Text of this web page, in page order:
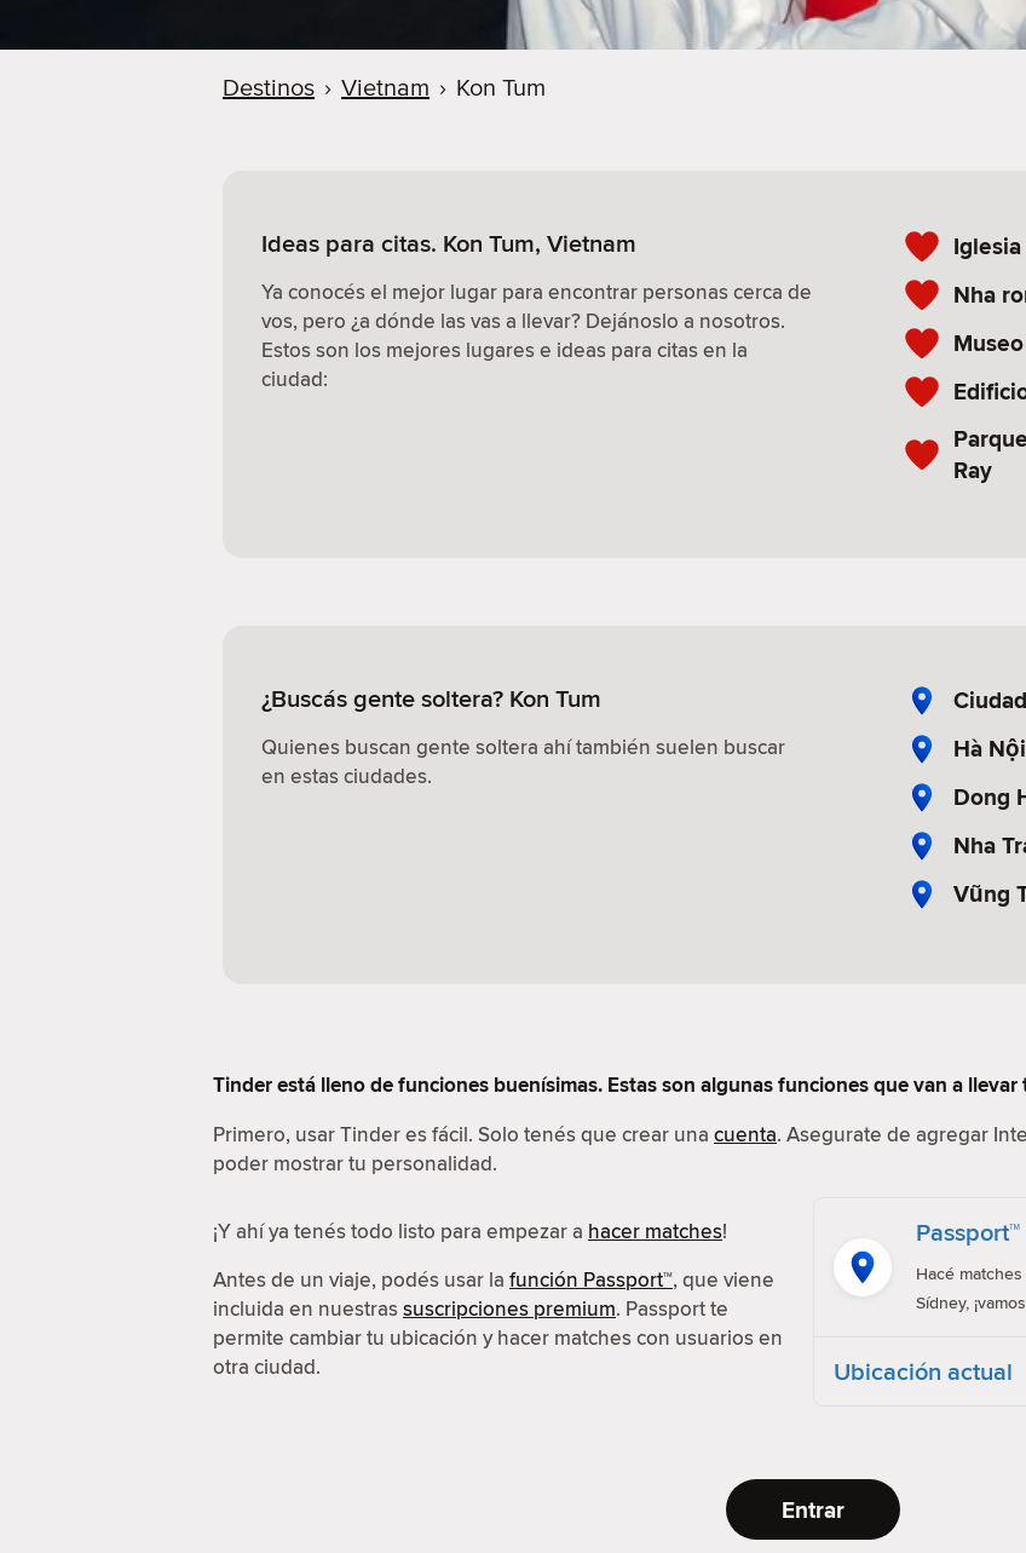
Destinos › Vietnam › Kon Tum
Ideas para citas. Kon Tum, Vietnam
Ya conocés el mejor lugar para encontrar personas cerca de
vos, pero ¿a dónde las vas a llevar? Dejánoslo a nosotros.
Estos son los mejores lugares e ideas para citas en la
ciudad:
Nha
Ray
¿Buscás gente soltera? Kon Tum
Quienes buscan gente soltera ahí también suelen buscar
en estas ciudades.
Hà Nội
Dong
Nha
Vũng
Tinder está lleno de funciones buenísimas. Estas son algunas funciones que van a
Primero, usar Tinder es fácil. Solo tenés que crear una cuenta. Asegurate de agregar
poder mostrar tu personalidad.
¡Y ahí ya tenés todo listo para empezar a hacer matches!
Antes de un viaje, podés usar la función Passport™, que viene
incluida en nuestrassuscripciones premium. Passport te
permite cambiar tu ubicación y hacer matches con usuarios en
otra ciudad.
Hacé
Sídney,
Ubicación actual
Entrar